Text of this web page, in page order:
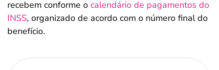
recebem conforme o calendário de pagamentos do
INSS, organizado de acordo com o número final do
benefício.